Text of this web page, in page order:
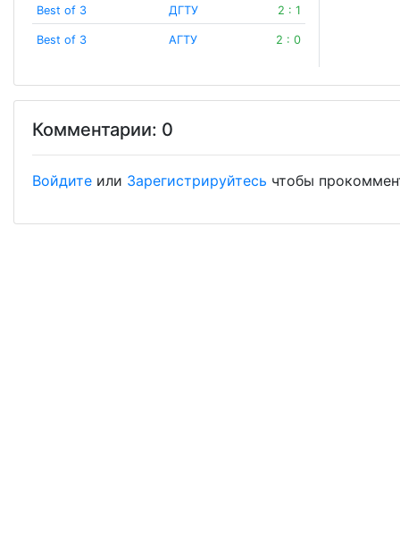
Best of 3 ДГТУ 2 : 1
Best of 3 АГТУ 2 : 0
Комментарии: 0
Войдите или Зарегистрируйтесь чтобы